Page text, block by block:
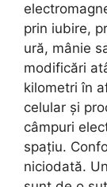
prin iubire,
ură, mânie
modificări
kilometri în
celular și
câmpuri
spațiu.
niciodată.